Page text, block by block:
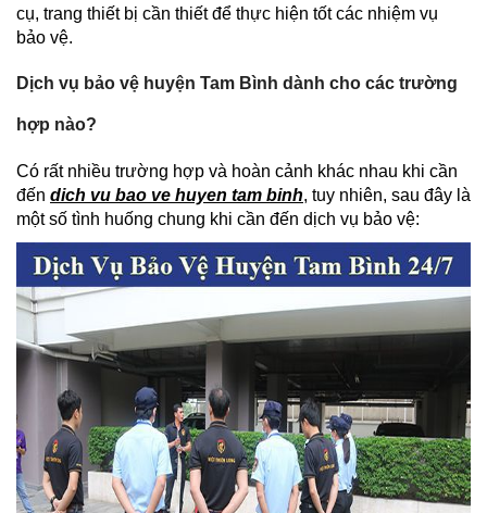
cụ, trang thiết bị cần thiết để thực hiện tốt các nhiệm vụ
bảo vệ.
Dịch vụ bảo vệ huyện Tam Bình dành cho các trường
hợp nào?
Có rất nhiều trường hợp và hoàn cảnh khác nhau khi cần
đến dich vu bao ve huyen tam binh, tuy nhiên, sau đây là
một số tình huống chung khi cần đến dịch vụ bảo vệ: